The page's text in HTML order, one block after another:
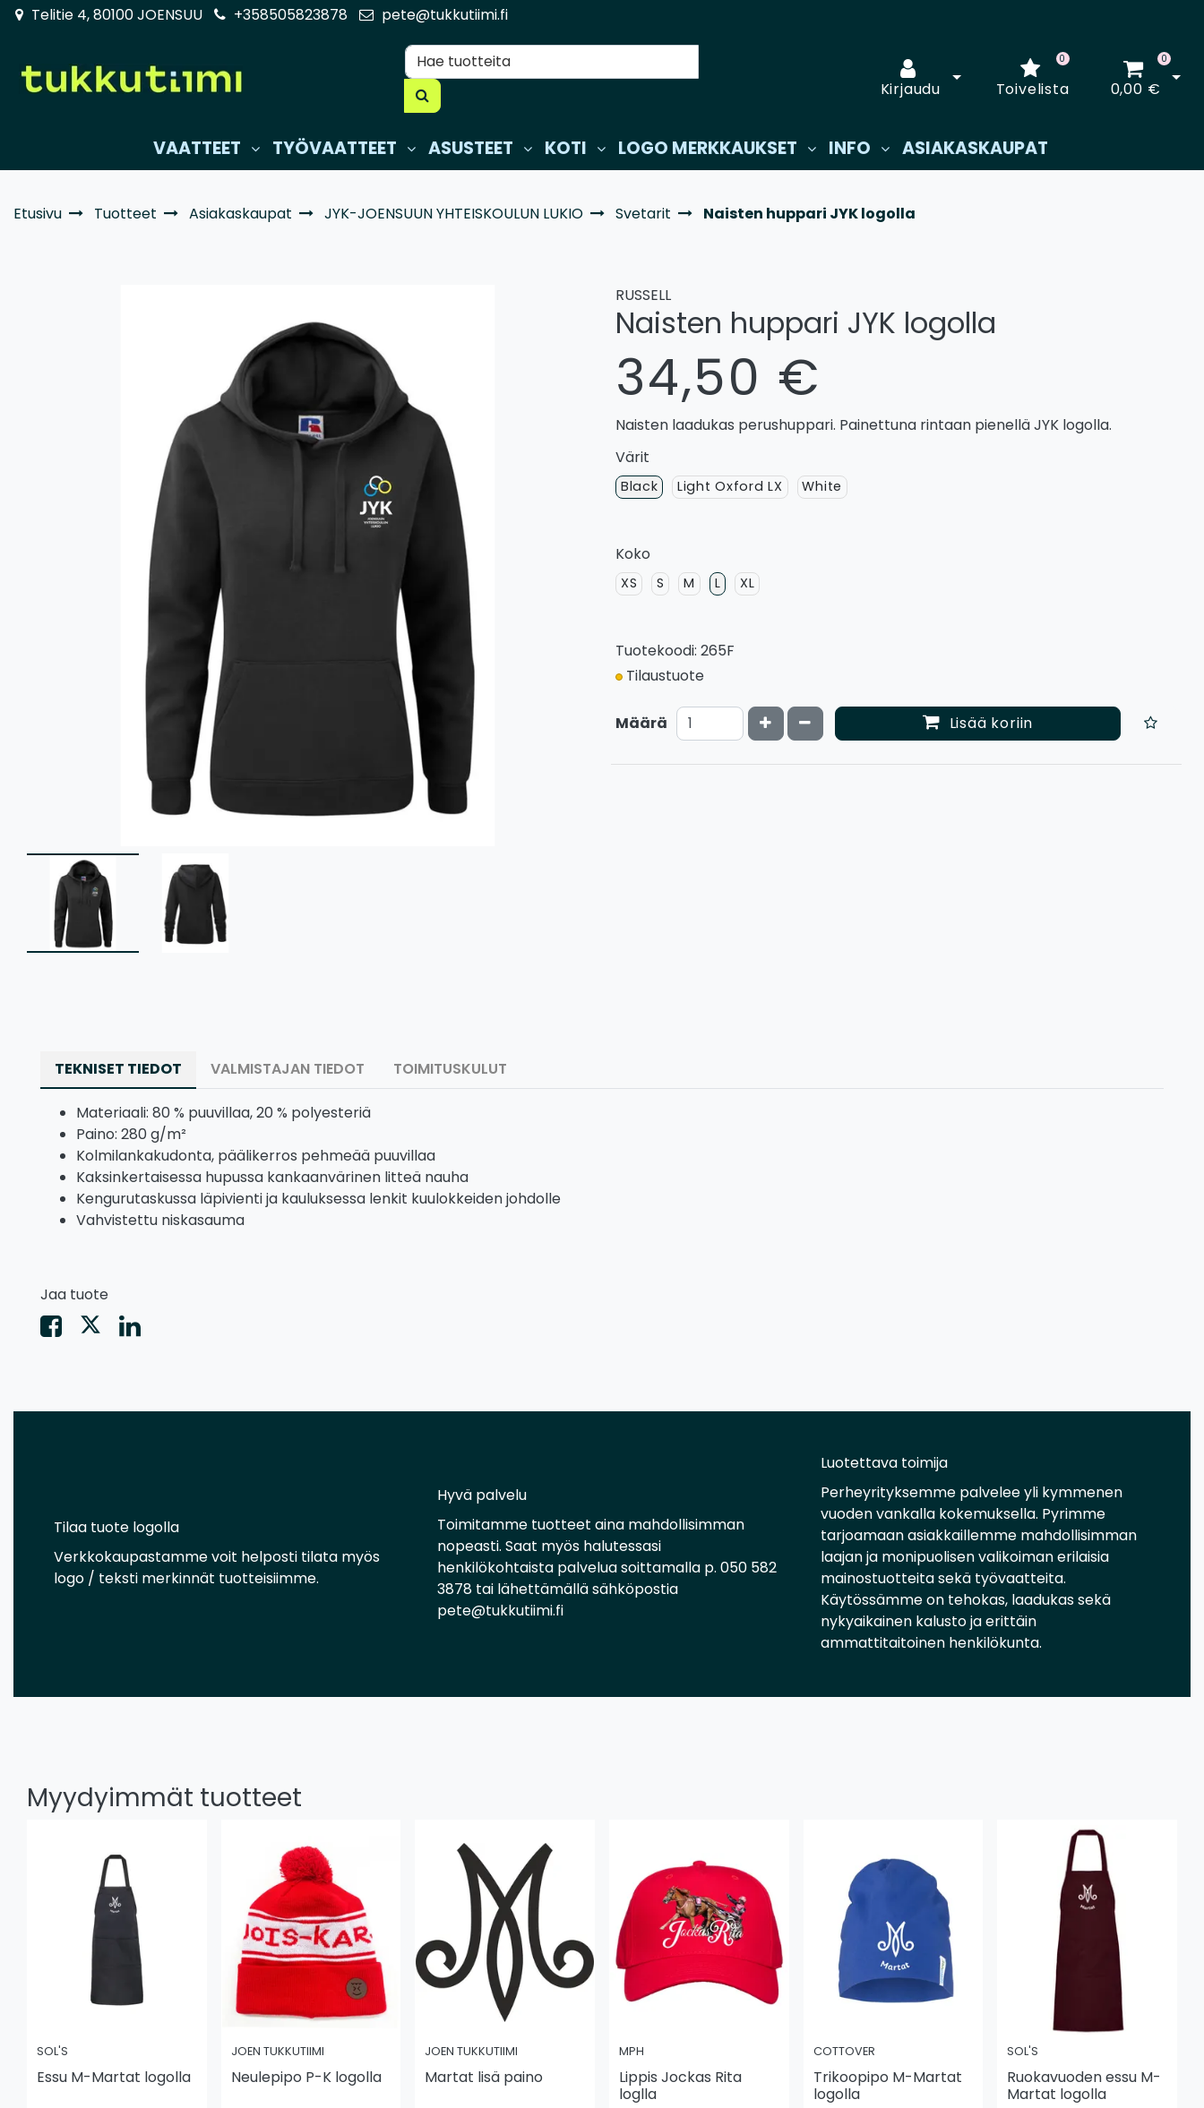
Siirry pääsisältöön
Telitie 4, 80100 JOENSUU +358505823878 pete@tukkutiimi.fi
Kirjaudu
Avaa kirjautuminen
Toivelista
0 0
0,00 €
VAATTEET TYÖVAATTEET ASUSTEET KOTI LOGO MERKKAUKSET INFO ASIAKASKAUPAT
Etusivu Tuotteet Asiakaskaupat JYK-JOENSUUN YHTEISKOULUN LUKIO Svetarit Naisten huppari JYK logolla
RUSSELL
Naisten huppari JYK logolla
34,50 €
Naisten laadukas perushuppari. Painettuna rintaan pienellä JYK logolla.
Värit
Black Light Oxford LX White
Koko
XS S M L XL
Tuotekoodi: 265F
Tilaustuote
Määrä Kasvata määrää
Vähennä määrää Lisää koriin
TEKNISET TIEDOT VALMISTAJAN TIEDOT TOIMITUSKULUT
Materiaali: 80 % puuvillaa, 20 % polyesteriä
Paino: 280 g/m²
Kolmilankakudonta, päälikerros pehmeää puuvillaa
Kaksinkertaisessa hupussa kankaanvärinen litteä nauha
Kengurutaskussa läpivienti ja kauluksessa lenkit kuulokkeiden johdolle
Vahvistettu niskasauma
Jaa tuote
Tilaa tuote logolla
Verkkokaupastamme voit helposti tilata myös
logo / teksti merkinnät tuotteisiimme.
Hyvä palvelu
Toimitamme tuotteet aina mahdollisimman
nopeasti. Saat myös halutessasi
henkilökohtaista palvelua soittamalla p. 050 582
3878 tai lähettämällä sähköpostia
pete@tukkutiimi.fi
Luotettava toimija
Perheyrityksemme palvelee yli kymmenen
vuoden vankalla kokemuksella. Pyrimme
tarjoamaan asiakkaillemme mahdollisimman
laajan ja monipuolisen valikoiman erilaisia
mainostuotteita sekä työvaatteita.
Käytössämme on tehokas, laadukas sekä
nykyaikainen kalusto ja erittäin
ammattitaitoinen henkilökunta.
Myydyimmät tuotteet
SOL'S
Essu M-Martat logolla
JOEN TUKKUTIIMI
Neulepipo P-K logolla
JOEN TUKKUTIIMI
Martat lisä paino
MPH
Lippis Jockas Rita
loglla
COTTOVER
Trikoopipo M-Martat
logolla
SOL'S
Ruokavuoden essu M-
Martat logolla